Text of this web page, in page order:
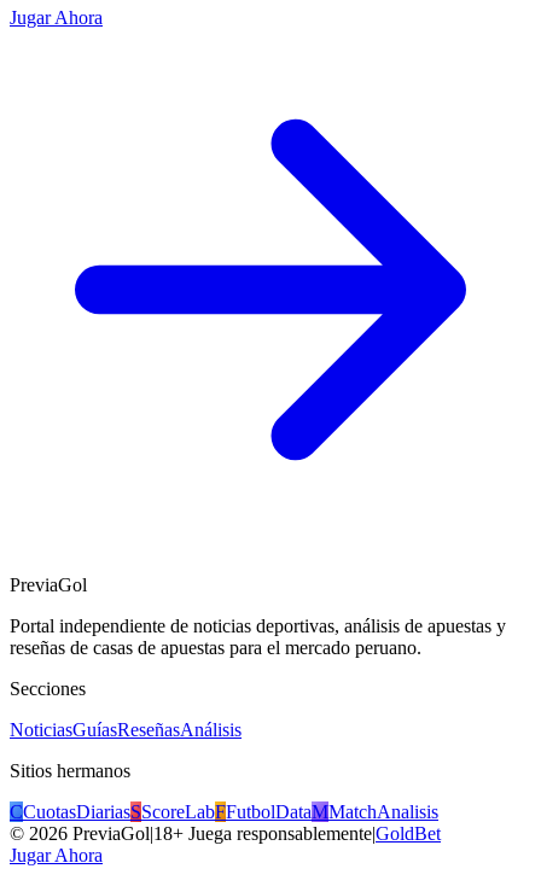
Jugar Ahora
PreviaGol
Portal independiente de noticias deportivas, análisis de apuestas y
reseñas de casas de apuestas para el mercado peruano.
Secciones
NoticiasGuíasReseñasAnálisis
Sitios hermanos
CCuotasDiariasSScoreLabFFutbolDataMMatchAnalisis
© 2026 PreviaGol|18+ Juega responsablemente|GoldBet
Jugar Ahora